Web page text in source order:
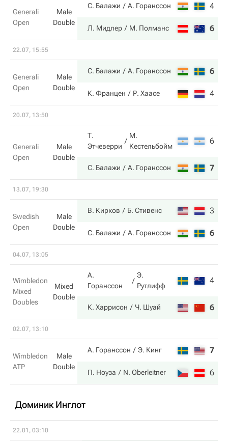
Generali
Open
Male
Double
С. Балажи А. Горанссон 4
Л. Мидлер М. Полманс 6
22.07, 15:55
Generali
Open
Male
Double
С. Балажи А. Горанссон 6
К. Францен Р. Хаасе 4
20.07, 13:50
Generali
Open
Male
Double
Т.
Этчеверри
М.
Кестельбойм
6
С. Балажи А. Горанссон 7
13.07, 19:30
Swedish
Open
Male
Double
В. Кирков Б. Стивенс 3
С. Балажи А. Горанссон 6
04.07, 13:05
Wimbledon
Mixed
Doubles
Mixed
Double
А.
Горанссон
Э.
Рутлифф
4
К. Харрисон Ч. Шуай 6
02.07, 13:10
Wimbledon
ATP
Male
Double
А. Горанссон Э. Кинг 7
П. Ноуза N. Oberleitner 6
Доминик Инглот
22.01, 03:10